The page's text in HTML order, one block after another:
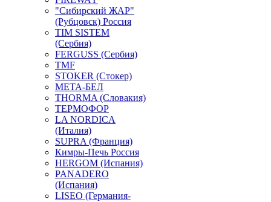
"Сибирский ЖАР"
(Рубцовск) Россия
TIM SISTEM
(Сербия)
FERGUSS (Сербия)
TMF
STOKER (Стокер)
МЕТА-БЕЛ
THORMA (Словакия)
ТЕРМОФОР
LA NORDICA
(Италия)
SUPRA (Франция)
Кимры-Печь Россия
HERGOM (Испания)
PANADERO
(Испания)
LISEO (Германия-